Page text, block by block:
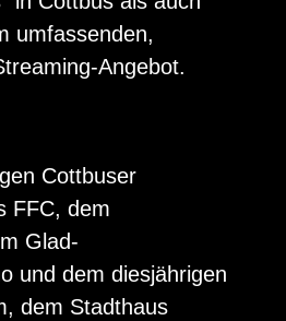
umfassenden,
Angebot.
Cottbuser
FFC, dem
Glad-
und dem diesjährigen
dem Stadthaus